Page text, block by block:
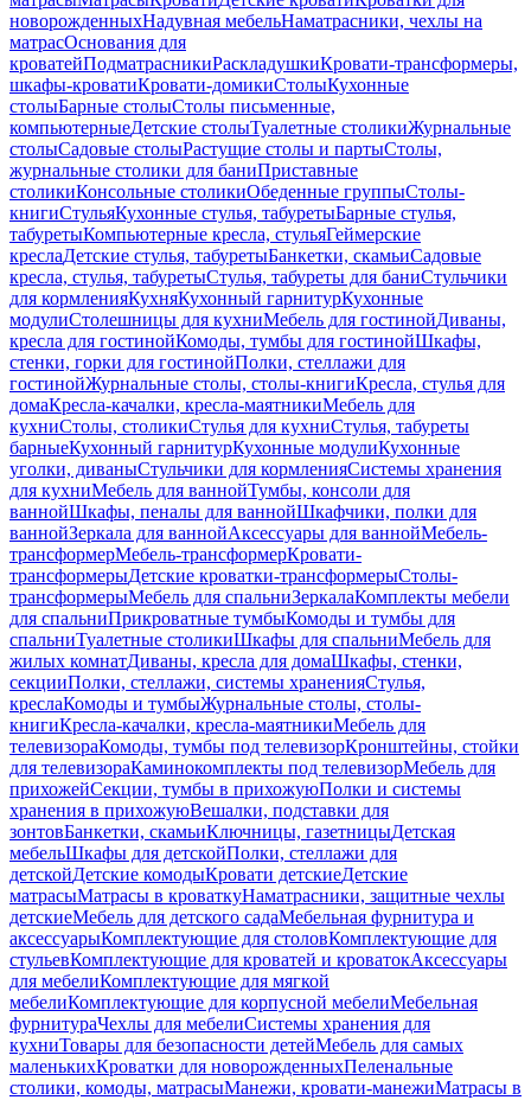
новорожденныхНадувная мебельНаматрасники, чехлы на
матрасОснования для
кроватейПодматрасникиРаскладушкиКровати-трансформеры,
шкафы-кроватиКровати-домикиСтолыКухонные
столыБарные столыСтолы письменные,
компьютерныеДетские столыТуалетные столикиЖурнальные
столыСадовые столыРастущие столы и партыСтолы,
журнальные столики для баниПриставные
столикиКонсольные столикиОбеденные группыСтолы-
книгиСтульяКухонные стулья, табуретыБарные стулья,
табуретыКомпьютерные кресла, стульяГеймерские
креслаДетские стулья, табуретыБанкетки, скамьиСадовые
кресла, стулья, табуретыСтулья, табуреты для баниСтульчики
для кормленияКухняКухонный гарнитурКухонные
модулиСтолешницы для кухниМебель для гостинойДиваны,
кресла для гостинойКомоды, тумбы для гостинойШкафы,
стенки, горки для гостинойПолки, стеллажи для
гостинойЖурнальные столы, столы-книгиКресла, стулья для
домаКресла-качалки, кресла-маятникиМебель для
кухниСтолы, столикиСтулья для кухниСтулья, табуреты
барныеКухонный гарнитурКухонные модулиКухонные
уголки, диваныСтульчики для кормленияСистемы хранения
для кухниМебель для ваннойТумбы, консоли для
ваннойШкафы, пеналы для ваннойШкафчики, полки для
ваннойЗеркала для ваннойАксессуары для ваннойМебель-
трансформерМебель-трансформерКровати-
трансформерыДетские кроватки-трансформерыСтолы-
трансформерыМебель для спальниЗеркалаКомплекты мебели
для спальниПрикроватные тумбыКомоды и тумбы для
спальниТуалетные столикиШкафы для спальниМебель для
жилых комнатДиваны, кресла для домаШкафы, стенки,
секцииПолки, стеллажи, системы храненияСтулья,
креслаКомоды и тумбыЖурнальные столы, столы-
книгиКресла-качалки, кресла-маятникиМебель для
телевизораКомоды, тумбы под телевизорКронштейны, стойки
для телевизораКаминокомплекты под телевизорМебель для
прихожейСекции, тумбы в прихожуюПолки и системы
хранения в прихожуюВешалки, подставки для
зонтовБанкетки, скамьиКлючницы, газетницыДетская
мебельШкафы для детскойПолки, стеллажи для
детскойДетские комодыКровати детскиеДетские
матрасыМатрасы в кроваткуНаматрасники, защитные чехлы
детскиеМебель для детского садаМебельная фурнитура и
аксессуарыКомплектующие для столовКомплектующие для
стульевКомплектующие для кроватей и кроватокАксессуары
для мебелиКомплектующие для мягкой
мебелиКомплектующие для корпусной мебелиМебельная
фурнитураЧехлы для мебелиСистемы хранения для
кухниТовары для безопасности детейМебель для самых
маленькихКроватки для новорожденныхПеленальные
столики, комоды, матрасыМанежи, кровати-манежиМатрасы в